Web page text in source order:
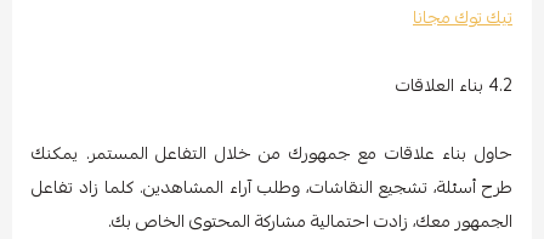
تيك توك مجانا
4.2 بناء العلاقات
حاول بناء علاقات مع جمهورك من خلال التفاعل المستمر. يمكنك
طرح أسئلة، تشجيع النقاشات، وطلب آراء المشاهدين. كلما زاد تفاعل
الجمهور معك، زادت احتمالية مشاركة المحتوى الخاص بك.